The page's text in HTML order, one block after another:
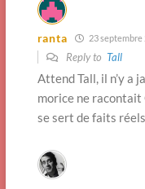
ranta 23 septembre
Reply to Tall
Attend Tall, il n’y a
morice ne racontait
se sert de faits